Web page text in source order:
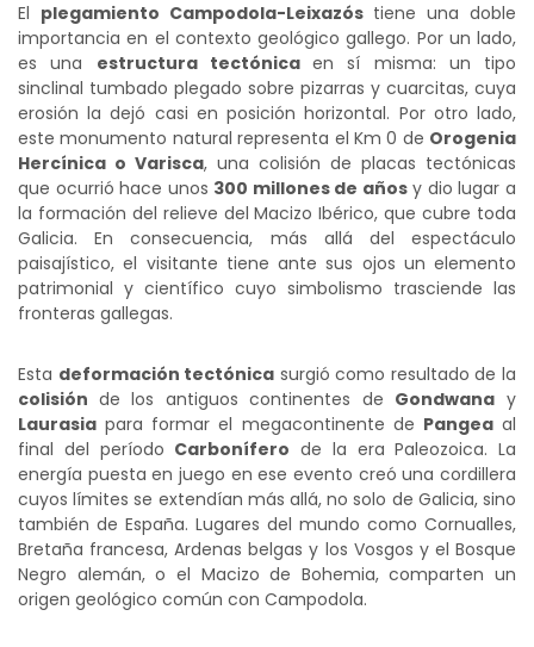
El plegamiento Campodola-Leixazóstiene una doble
importancia en el contexto geológico gallego. Por un lado,
es una estructura tectónica en sí misma: un tipo
sinclinal tumbado plegado sobre pizarras y cuarcitas, cuya
erosión la dejó casi en posición horizontal. Por otro lado,
este monumento natural representa el Km 0 de Orogenia
Hercínica o Varisca, una colisión de placas tectónicas
que ocurrió hace unos 300 millones de añosy dio lugar a
la formación del relieve del Macizo Ibérico, que cubre toda
Galicia. En consecuencia, más allá del espectáculo
paisajístico, el visitante tiene ante sus ojos un elemento
patrimonial y científico cuyo simbolismo trasciende las
fronteras gallegas.
Esta deformación tectónica surgió como resultado de la
colisión de los antiguos continentes de Gondwana y
Laurasia para formar el megacontinente de Pangeaal
final del período Carbonífero de la era Paleozoica. La
energía puesta en juego en ese evento creó una cordillera
cuyos límites se extendían más allá, no solo de Galicia, sino
también de España. Lugares del mundo como Cornualles,
Bretaña francesa, Ardenas belgas y los Vosgos y el Bosque
Negro alemán, o el Macizo de Bohemia, comparten un
origen geológico común con Campodola.